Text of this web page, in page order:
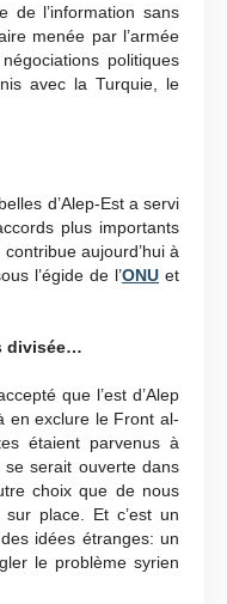
de l’information sans
menée par l’armée
politiques
avec la Turquie, le
d’Alep-Est a servi
plus importants
aujourd’hui à
l’égide de l’ONU et
divisée…
que l’est d’Alep
en exclure le Front al-
étaient parvenus à
serait ouverte dans
choix que de nous
place. Et c’est un
idées étranges: un
le problème syrien